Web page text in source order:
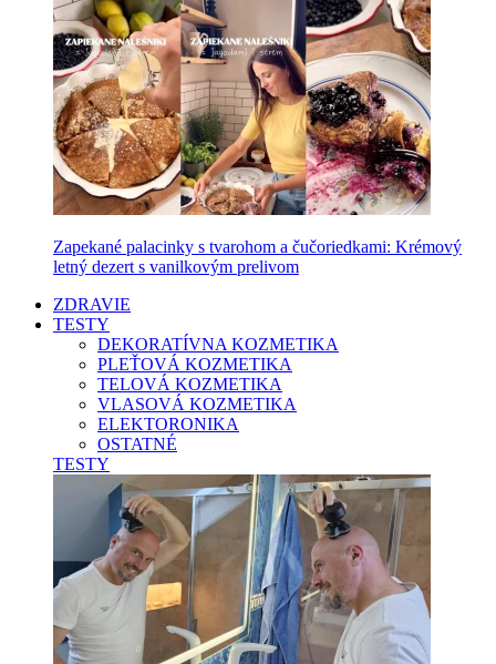
Zapekané palacinky s tvarohom a čučoriedkami: Krémový
letný dezert s vanilkovým prelivom
ZDRAVIE
TESTY
DEKORATÍVNA KOZMETIKA
PLEŤOVÁ KOZMETIKA
TELOVÁ KOZMETIKA
VLASOVÁ KOZMETIKA
ELEKTORONIKA
OSTATNÉ
TESTY